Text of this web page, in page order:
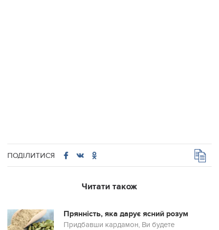
ПОДІЛИТИСЯ
Читати також
Прянність, яка дарує ясний розум
Придбавши кардамон, Ви будете